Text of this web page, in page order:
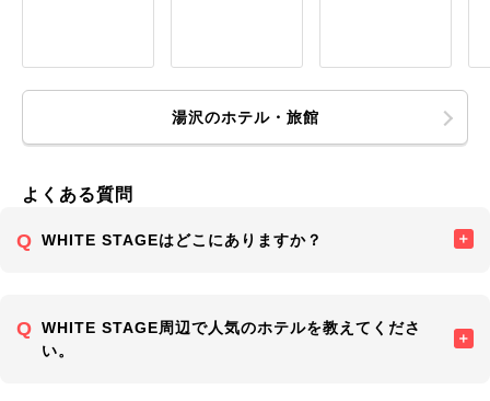
湯沢のホテル・旅館
よくある質問
WHITE STAGEはどこにありますか？
WHITE STAGE周辺で人気のホテルを教えてくださ
い。